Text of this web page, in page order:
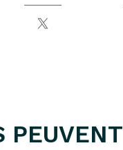
PEUVENT